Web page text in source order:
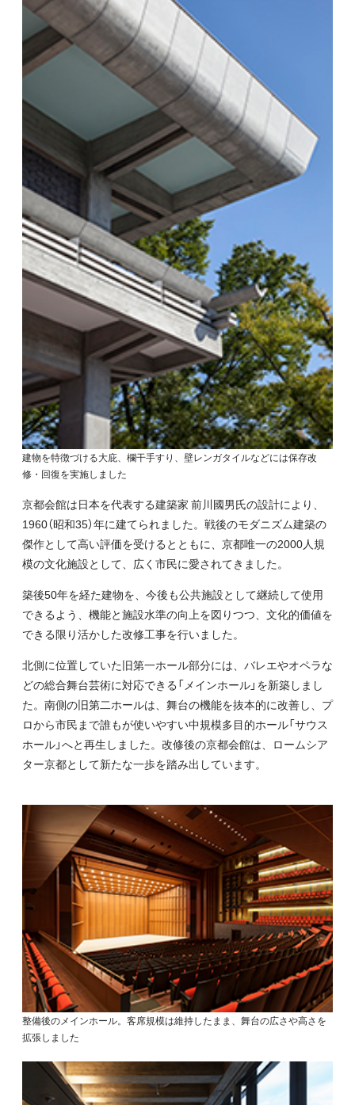
建物を特徴づける大庇、欄干手すり、壁レンガタイルなどには保存改
修・回復を実施しました
京都会館は日本を代表する建築家 前川國男氏の設計により、
1960（昭和35）年に建てられました。戦後のモダニズム建築の
傑作として高い評価を受けるとともに、京都唯一の2000人規
模の文化施設として、広く市民に愛されてきました。
築後50年を経た建物を、今後も公共施設として継続して使用
できるよう、機能と施設水準の向上を図りつつ、文化的価値を
できる限り活かした改修工事を行いました。
北側に位置していた旧第一ホール部分には、バレエやオペラな
どの総合舞台芸術に対応できる「メインホール」を新築しまし
た。南側の旧第二ホールは、舞台の機能を抜本的に改善し、プ
ロから市民まで誰もが使いやすい中規模多目的ホール「サウス
ホール」へと再生しました。改修後の京都会館は、ロームシア
ター京都として新たな一歩を踏み出しています。
整備後のメインホール。客席規模は維持したまま、舞台の広さや高さを
拡張しました